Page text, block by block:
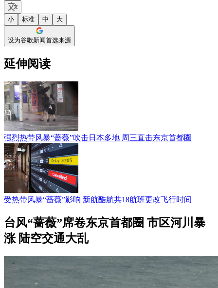
小 标准 中 大
设为谷歌新闻首选来源
延伸阅读
强烈热带风暴“蔷薇”吹击日本多地 周三直击东京首都圈
受热带风暴“蔷薇”影响 新航酷航共18航班更改飞行时间
台风“蔷薇”席卷东京首都圈 市区河川暴
涨 陆空交通大乱